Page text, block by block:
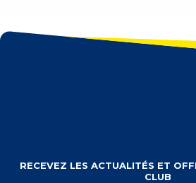
RECEVEZ LES ACTUALITÉS ET
CLUB